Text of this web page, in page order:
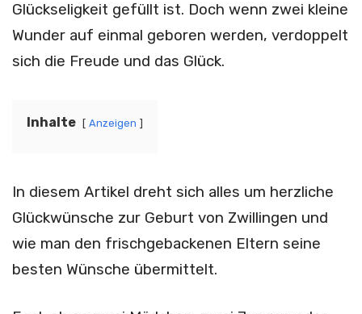
Glückseligkeit gefüllt ist. Doch wenn zwei kleine
Wunder auf einmal geboren werden, verdoppelt
sich die Freude und das Glück.
Inhalte Anzeigen
In diesem Artikel dreht sich alles um herzliche
Glückwünsche zur Geburt von Zwillingen und
wie man den frischgebackenen Eltern seine
besten Wünsche übermittelt.